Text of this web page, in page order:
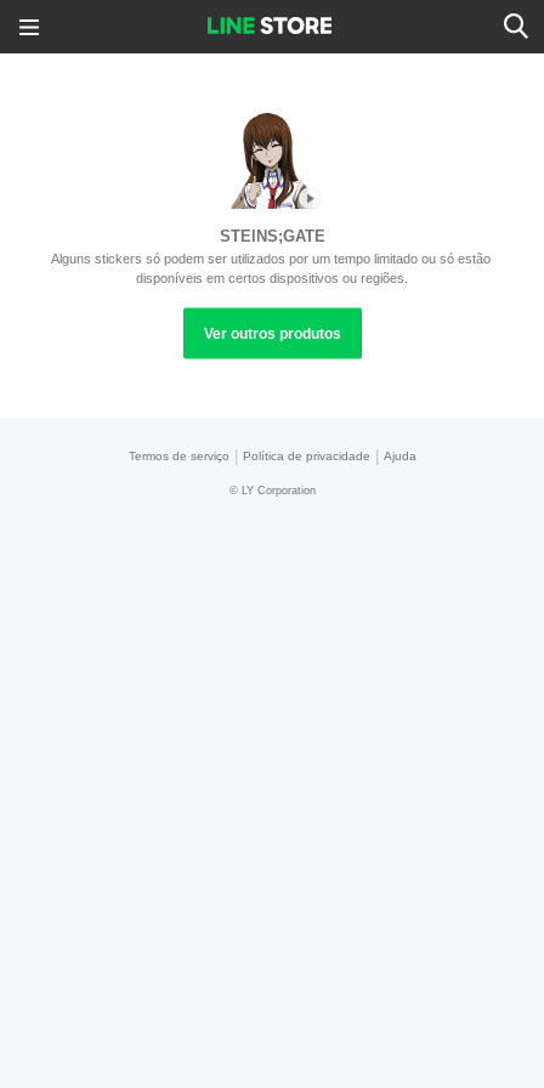
STEINS;GATE
Alguns stickers só podem ser utilizados por um tempo limitado ou só estão
disponíveis em certos dispositivos ou regiões.
Ver outros produtos
Termos de serviço Política de privacidade Ajuda
© LY Corporation